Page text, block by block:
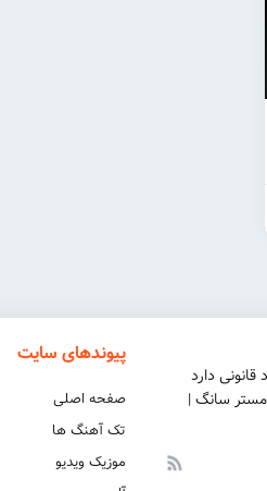
دارد
سانگ |
پیوندهای سایت
صفحه اصلی
تک آهنگ ها
موزیک ویدیو